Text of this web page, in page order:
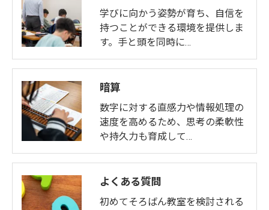
学びに向かう姿勢が育ち、自信を
持つことができる環境を提供しま
す。手と頭を同時に…
暗算
数字に対する直感力や情報処理の
速度を高めるため、思考の柔軟性
や持久力も育成して…
よくある質問
初めてそろばん教室を検討される